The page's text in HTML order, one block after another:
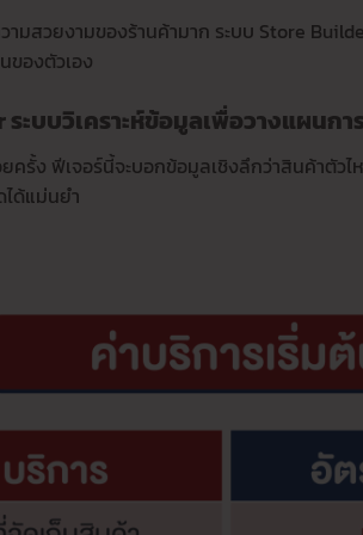
มสวยงามของร้านค้ามาก ระบบ Store
ของตัวเอง
ะบบวิเคราะห์ข้อมูลเพื่อวางแผนกา
ยครั้ง ฟีเจอร์นี้จะบอกข้อมูลเชิงลึกว่าสินค้าตัว
ด้แม่นยำ